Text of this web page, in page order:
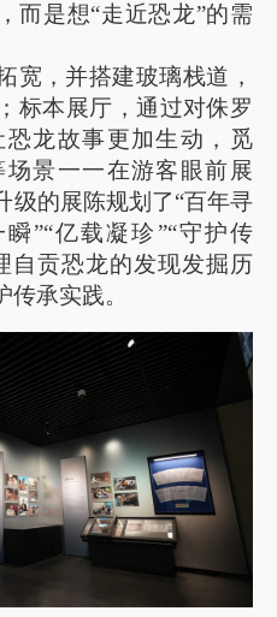
而是想“走近恐龙”的需
宽，并搭建玻璃栈道，
标本展厅，通过对侏罗
龙故事更加生动，觅
景一一在游客眼前展
级的展陈规划了“百年寻
”“亿载凝珍”“守护传
自贡恐龙的发现发掘历
承实践。